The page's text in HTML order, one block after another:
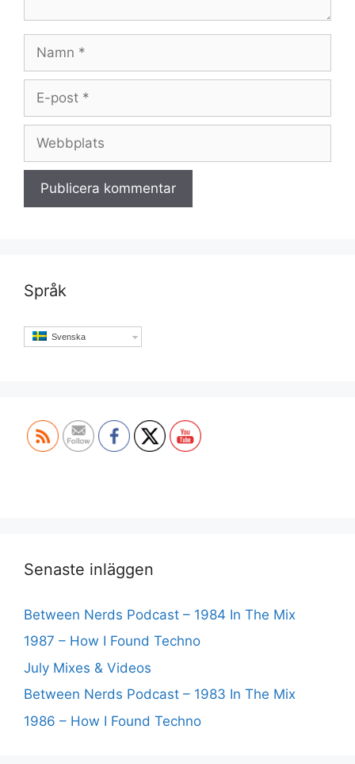
post
Språk
Svenska
Senaste inläggen
Between Nerds Podcast – 1984 In The Mix
1987 – How I Found Techno
July Mixes & Videos
Between Nerds Podcast – 1983 In The Mix
1986 – How I Found Techno